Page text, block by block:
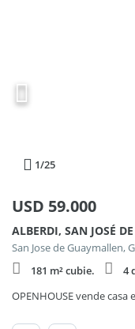
1/25
USD 59.000
San Jose de Guaymallen,
181 m² cubie.
4
OPENHOUSE vende casa